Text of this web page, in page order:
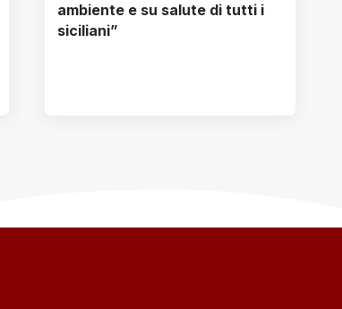
ambiente e su salute di tutti i
siciliani”